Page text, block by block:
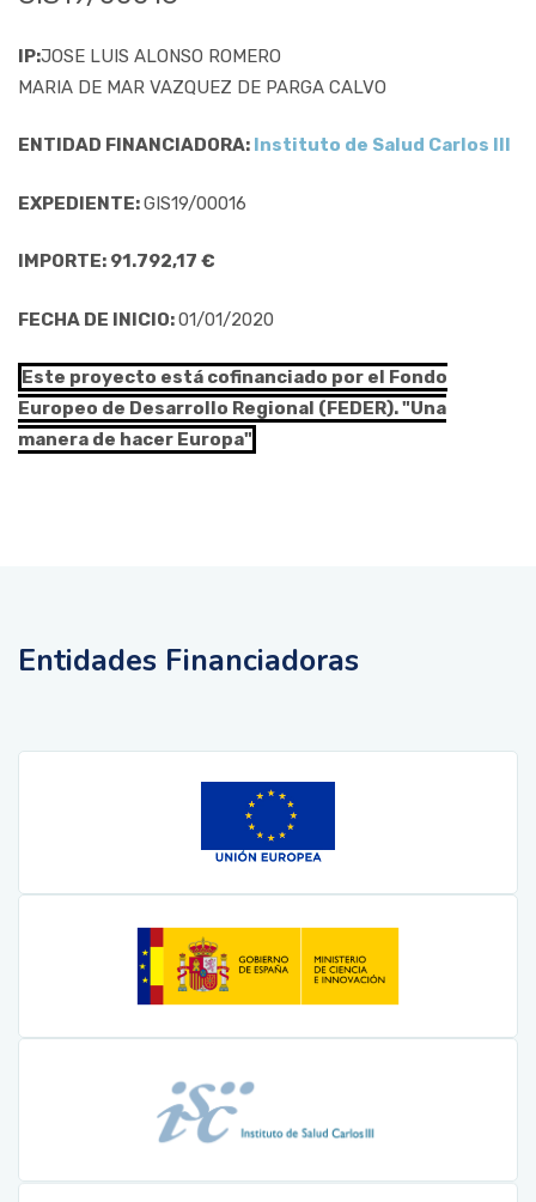
IP:JOSE LUIS ALONSO ROMERO
MARIA DE MAR VAZQUEZ DE PARGA CALVO
ENTIDAD FINANCIADORA: Instituto de Salud Carlos III
EXPEDIENTE:GIS19/00016
IMPORTE: 91.792,17 €
FECHA DE INICIO:01/01/2020
Este proyecto está cofinanciado por el Fondo
Europeo de Desarrollo Regional (FEDER). "Una
manera de hacer Europa"
Entidades Financiadoras